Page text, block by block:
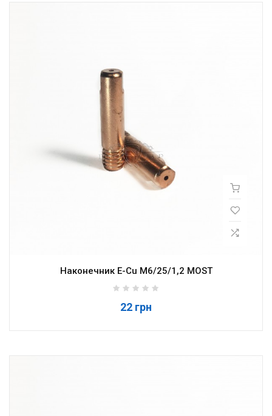
Наконечник E-Cu M6/25/1,2 MOST
22 грн